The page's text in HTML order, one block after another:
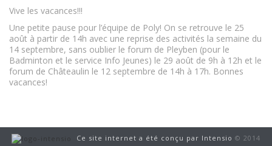
Vive les vacances!!!
Une petite pause pour l’équipe de Poly! On se retrouve le 25
août à partir de 14h avec une reprise des activités la semaine du
14 septembre, sans oublier le forum de Pleyben (pour le
Badminton et le service Info Jeunes) le 29 août de 9h à 12h et le
forum de Châteaulin le 12 septembre de 14h à 17h. Bonnes
vacances!
Ce site internet a été conçu par Intensio © 2014